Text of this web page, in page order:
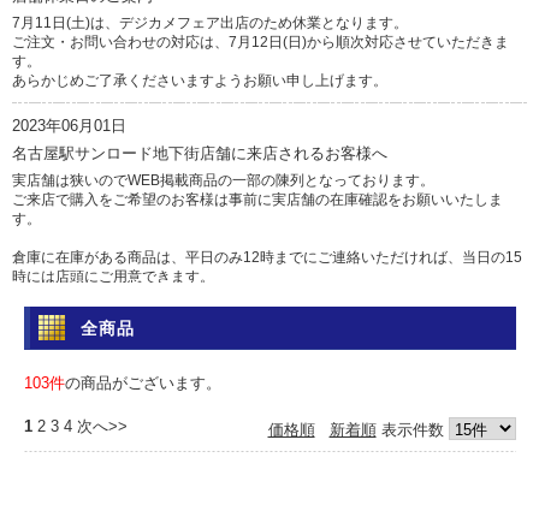
7月11日(土)は、デジカメフェア出店のため休業となります。
ご注文・お問い合わせの対応は、7月12日(日)から順次対応させていただきま
す。
あらかじめご了承くださいますようお願い申し上げます。
2023年06月01日
名古屋駅サンロード地下街店舗に来店されるお客様へ
実店舗は狭いのでWEB掲載商品の一部の陳列となっております。
ご来店で購入をご希望のお客様は事前に実店舗の在庫確認をお願いいたしま
す。
倉庫に在庫がある商品は、平日のみ12時までにご連絡いただければ、当日の15
時には店頭にご用意できます。
土日祝日は倉庫からの出荷を行っていませんのであらかじめご了承ください。
問い合わせ
電話 052-583-7558 Eメール: info@camera-sell-buy.com
2023年06月01日
全商品
103件の商品がございます。
価格順 新着順表示件数
1 2 3 4 次へ>>